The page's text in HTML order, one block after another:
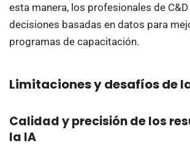
esta manera, los profesionales de
decisiones basadas en datos para
programas de capacitación.
Limitaciones y desafíos de
Calidad y precisión de los
la IA